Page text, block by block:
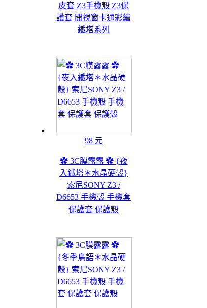
皮套 Z3手機殼 Z3保
護套 開視窗卡通彩繪
鐵塔系列
98 元
✿ 3C膜露露 ✿ {夜
入鐵塔＊水晶硬殼}
索尼SONY Z3 /
D6653 手機殼 手機套
保護套 保護殼